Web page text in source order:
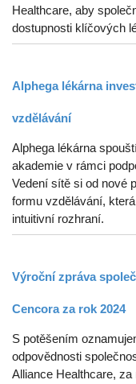
Healthcare, aby
dostupnosti klíčových
Alphega lékárna
vzdělávání
Alphega lékárna
akademie v rámci
Vedení sítě si od nové
formu vzdělávání,
intuitivní rozhraní.
Výroční zpráva
Cencora za rok 2024
S potěšením
odpovědnosti
Alliance Healthcare,